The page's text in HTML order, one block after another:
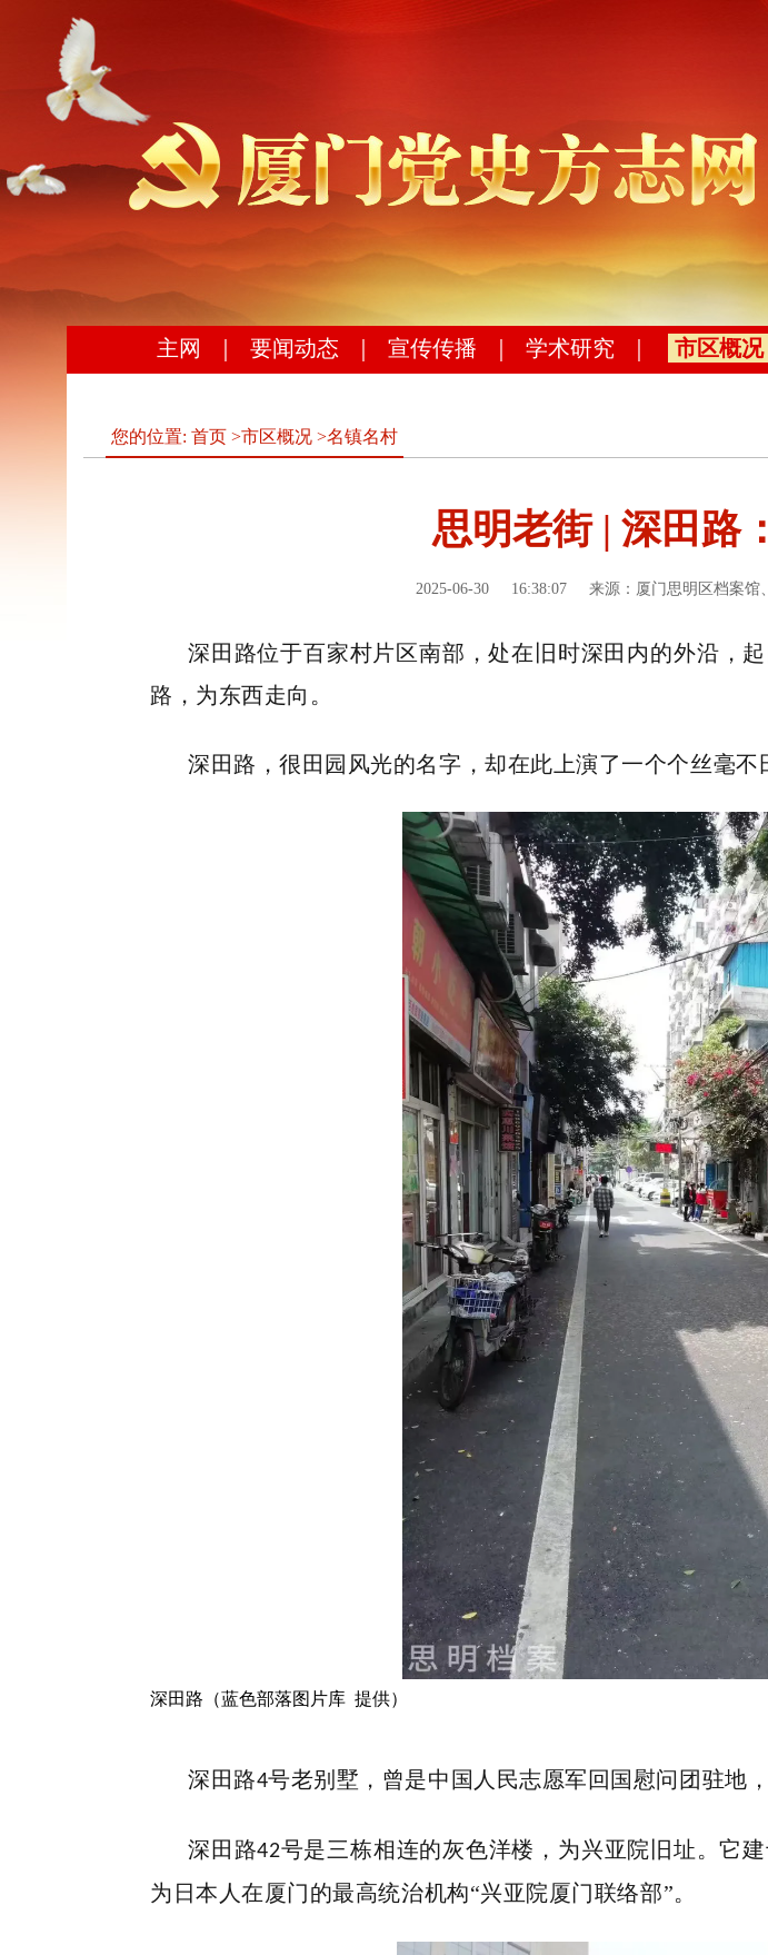
主网 要闻动态 宣传传播 学术研究 市区概况
您的位置: 首页 >市区概况 >名镇名村
思明老街 | 深田路
2025-06-30 16:38:07 来源：厦门思明区档案馆
深田路位于百家村片区南部，处在旧时深田内的外沿，
路，为东西走向。
深田路，很田园风光的名字，却在此上演了一个个丝毫不
深田路（蓝色部落图片库 提供）
深田路4号老别墅，曾是中国人民志愿军回国慰问团驻地
深田路42号是三栋相连的灰色洋楼，为兴亚院旧址。它
为日本人在厦门的最高统治机构“兴亚院厦门联络部”。